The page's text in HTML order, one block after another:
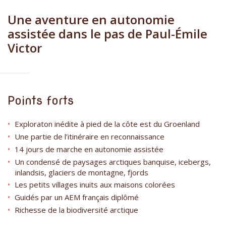
Une aventure en autonomie
assistée dans le pas de Paul-Émile
Victor
Points forts
Exploraton inédite à pied de la côte est du Groenland
Une partie de l’itinéraire en reconnaissance
14 jours de marche en autonomie assistée
Un condensé de paysages arctiques banquise, icebergs,
inlandsis, glaciers de montagne, fjords
Les petits villages inuits aux maisons colorées
Guidés par un AEM français diplômé
Richesse de la biodiversité arctique